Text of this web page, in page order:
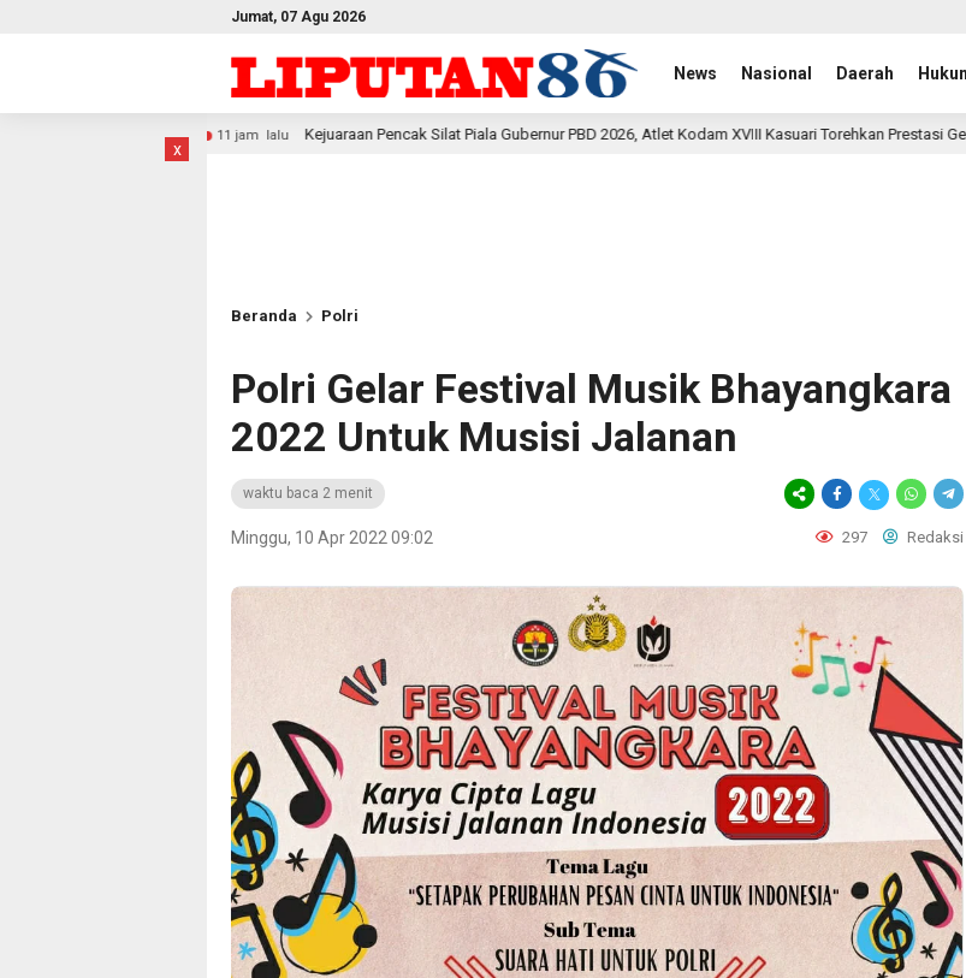
Jumat, 07 Agu 2026
News Nasional Daerah
x
Kejuaraan Pencak Silat Piala Gubernur PBD 2026, Atlet Kodam XVIII Kasuari Torehkan Prestasi Gemilang 11 jam lalu
Beranda Polri
Polri Gelar Festival Musik Bhayangkara
2022 Untuk Musisi Jalanan
waktu baca 2 menit
Minggu, 10 Apr 2022 09:02 297 Redaksi